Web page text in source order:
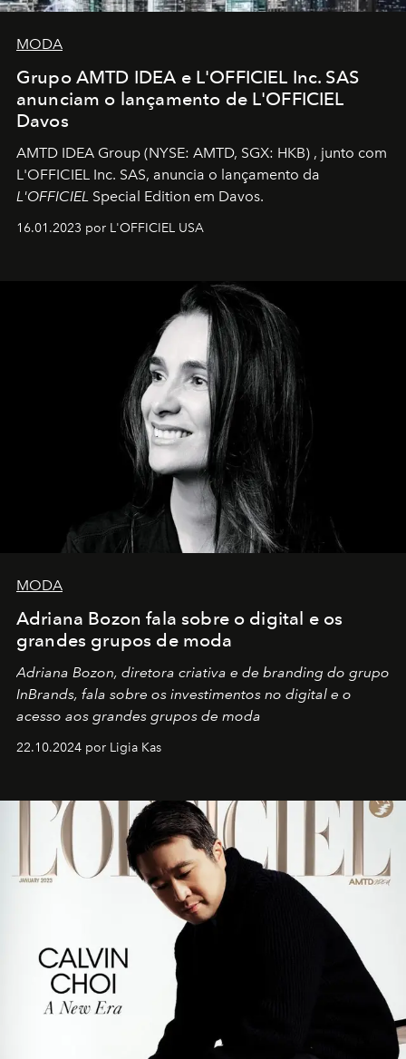
MODA
Grupo AMTD IDEA e L'OFFICIEL Inc. SAS
anunciam o lançamento de L'OFFICIEL
Davos
AMTD IDEA Group (NYSE: AMTD, SGX: HKB) , junto com
L'OFFICIEL Inc. SAS, anuncia o lançamento da
L'OFFICIEL Special Edition em Davos.
16.01.2023 por L'OFFICIEL USA
MODA
Adriana Bozon fala sobre o digital e os
grandes grupos de moda
Adriana Bozon, diretora criativa e de branding do grupo
InBrands, fala sobre os investimentos no digital e o
acesso aos grandes grupos de moda
22.10.2024 por Ligia Kas